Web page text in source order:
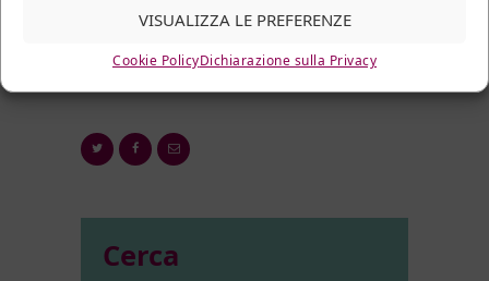
VISUALIZZA LE PREFERENZE
Cookie PolicyDichiarazione sulla Privacy
dedizione!
Cerca